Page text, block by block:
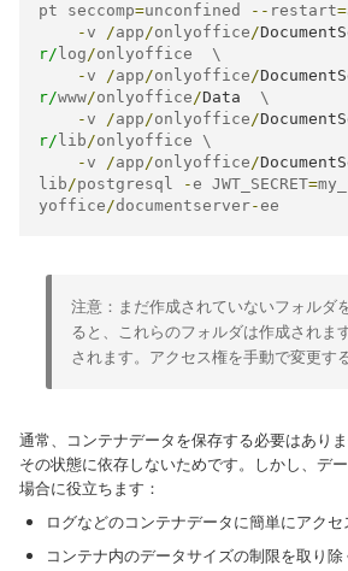
pt seccomp=unconfined -- restart=
-v /app/onlyoffice/
r/ log/onlyoffice  \
-v /app/onlyoffice/
r/www/onlyoffice/Data
  \
-v /app/onlyoffice/
r/ lib/onlyoffice \
-v /app/onlyoffice/
lib/postgresql -e JWT_SECRET=
yoffice/documentserver-ee
注意：まだ作成されていないフォルダ
ると、これらのフォルダは作成されま
されます。アクセス権を手動で変更す
通常、コンテナデータを保存する必要はあり
その状態に依存しないためです。しかし、デ
場合に役立ちます：
ログなどのコンテナデータに簡単にアクセ
コンテナ内のデータサイズの制限を取り除